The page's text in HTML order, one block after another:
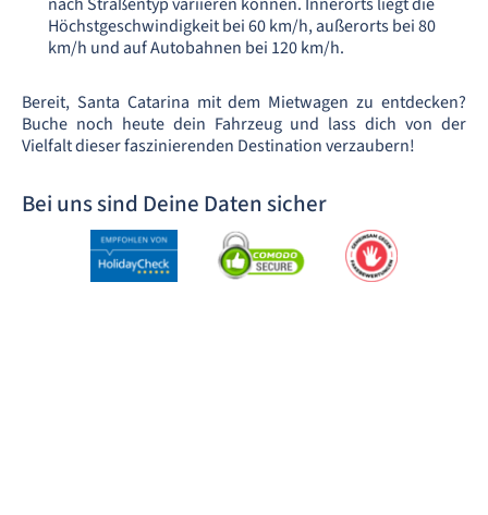
Höchstgeschwindigkeit bei 60 km/h, außerorts bei 80
km/h und auf Autobahnen bei 120 km/h.
Bereit, Santa Catarina mit dem Mietwagen zu entdecken?
Buche noch heute dein Fahrzeug und lass dich von der
Vielfalt dieser faszinierenden Destination verzaubern!
Bei uns sind Deine Daten sicher